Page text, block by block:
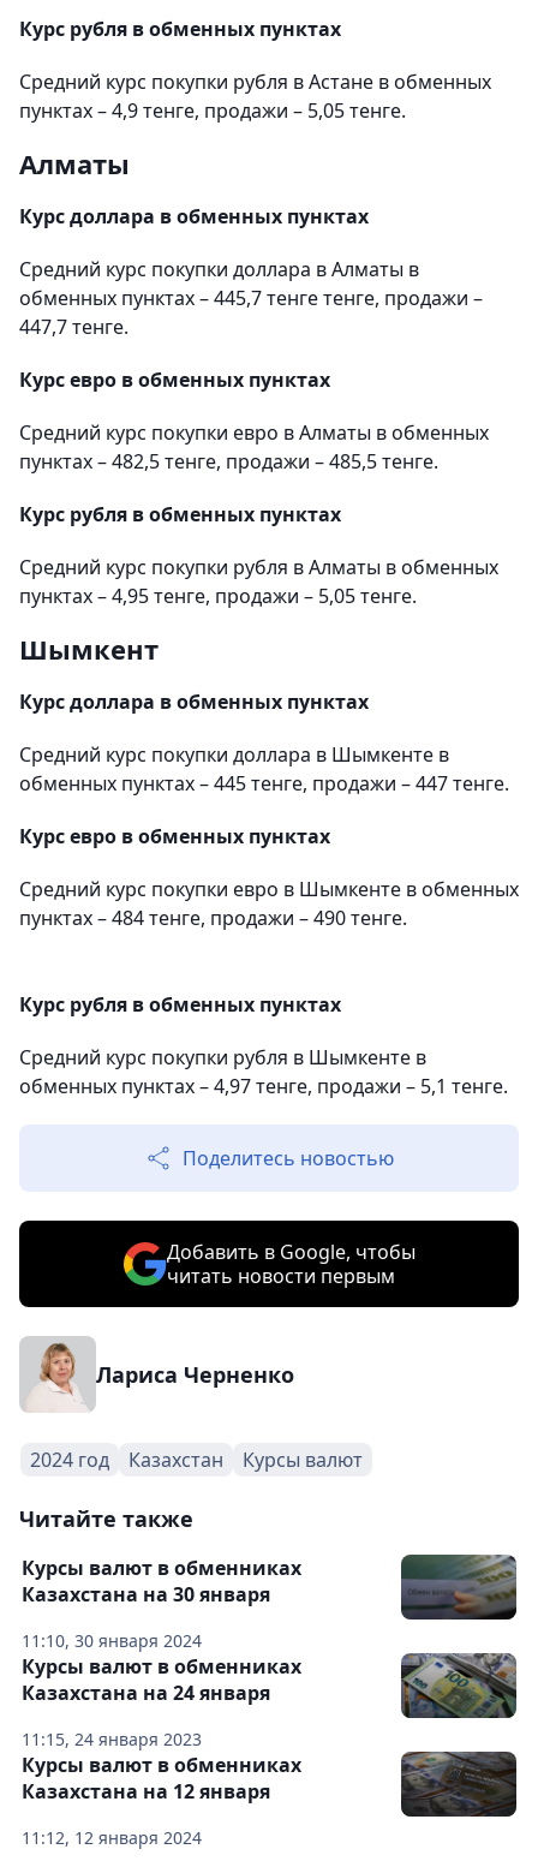
Курс рубля в обменных пунктах
Средний курс покупки рубля в Астане в обменных
пунктах – 4,9 тенге, продажи – 5,05 тенге.
Алматы
Курс доллара в обменных пунктах
Средний курс покупки доллара в Алматы в
обменных пунктах – 445,7 тенге тенге, продажи –
447,7 тенге.
Курс евро в обменных пунктах
Средний курс покупки евро в Алматы в обменных
пунктах – 482,5 тенге, продажи – 485,5 тенге.
Курс рубля в обменных пунктах
Средний курс покупки рубля в Алматы в обменных
пунктах – 4,95 тенге, продажи – 5,05 тенге.
Шымкент
Курс доллара в обменных пунктах
Средний курс покупки доллара в Шымкенте в
обменных пунктах – 445 тенге, продажи – 447 тенге.
Курс евро в обменных пунктах
Средний курс покупки евро в Шымкенте в обменных
пунктах – 484 тенге, продажи – 490 тенге.
Курс рубля в обменных пунктах
Средний курс покупки рубля в Шымкенте в
обменных пунктах – 4,97 тенге, продажи – 5,1 тенге.
Поделитесь новостью
Добавить в Google, чтобы
читать новости первым
Лариса Черненко
2024 год Казахстан Курсы валют
Читайте также
11:10, 30 января 2024
Курсы валют в обменниках
Казахстана на 30 января
11:15, 24 января 2023
Курсы валют в обменниках
Казахстана на 24 января
11:12, 12 января 2024
Курсы валют в обменниках
Казахстана на 12 января